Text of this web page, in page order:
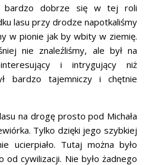
bardzo dobrze się w tej roli
lasu przy drodze napotkaliśmy
w pionie jak by wbity w ziemię.
nie znaleźliśmy, ale był na
i intrygujący niż
bardzo tajemniczy i chętnie
na drogę prosto pod Michała
Tylko dzięki jego szybkiej
ucierpiało. Tutaj można było
od cywilizacji. Nie było żadnego